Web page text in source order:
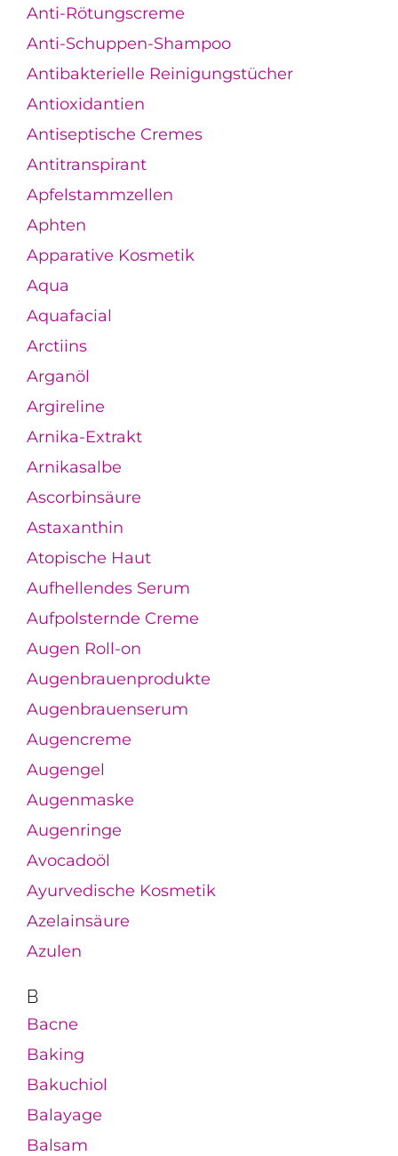
Anti-Rötungscreme
Anti-Schuppen-Shampoo
Antibakterielle Reinigungstücher
Antioxidantien
Antiseptische Cremes
Antitranspirant
Apfelstammzellen
Aphten
Apparative Kosmetik
Aqua
Aquafacial
Arctiins
Arganöl
Argireline
Arnika-Extrakt
Arnikasalbe
Ascorbinsäure
Astaxanthin
Atopische Haut
Aufhellendes Serum
Aufpolsternde Creme
Augen Roll-on
Augenbrauenprodukte
Augenbrauenserum
Augencreme
Augengel
Augenmaske
Augenringe
Avocadoöl
Ayurvedische Kosmetik
Azelainsäure
Azulen
B
Bacne
Baking
Bakuchiol
Balayage
Balsam